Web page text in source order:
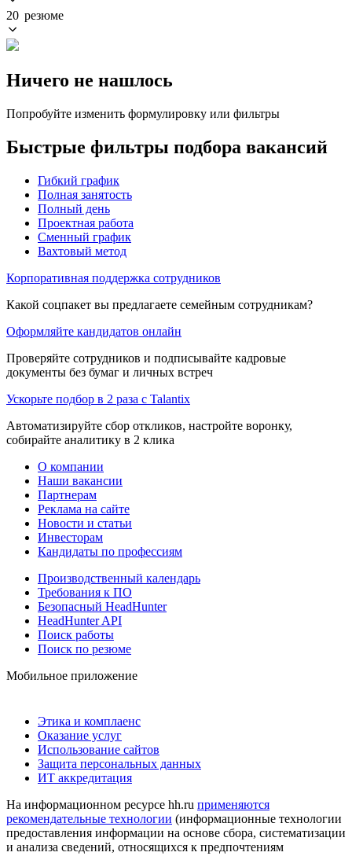
20 резюме
Ничего не нашлось
Попробуйте изменить формулировку или фильтры
Быстрые фильтры подбора вакансий
Гибкий график
Полная занятость
Полный день
Проектная работа
Сменный график
Вахтовый метод
Корпоративная поддержка сотрудников
Какой соцпакет вы предлагаете семейным сотрудникам?
Оформляйте кандидатов онлайн
Проверяйте сотрудников и подписывайте кадровые
документы без бумаг и личных встреч
Ускорьте подбор в 2 раза с Talantix
Автоматизируйте сбор откликов, настройте воронку,
собирайте аналитику в 2 клика
О компании
Наши вакансии
Партнерам
Реклама на сайте
Новости и статьи
Инвесторам
Кандидаты по профессиям
Производственный календарь
Требования к ПО
Безопасный HeadHunter
HeadHunter API
Поиск работы
Поиск по резюме
Мобильное приложение
Этика и комплаенс
Оказание услуг
Использование сайтов
Защита персональных данных
ИТ аккредитация
На информационном ресурсе hh.ru применяются
рекомендательные технологии (информационные технологии
предоставления информации на основе сбора, систематизации
и анализа сведений, относящихся к предпочтениям